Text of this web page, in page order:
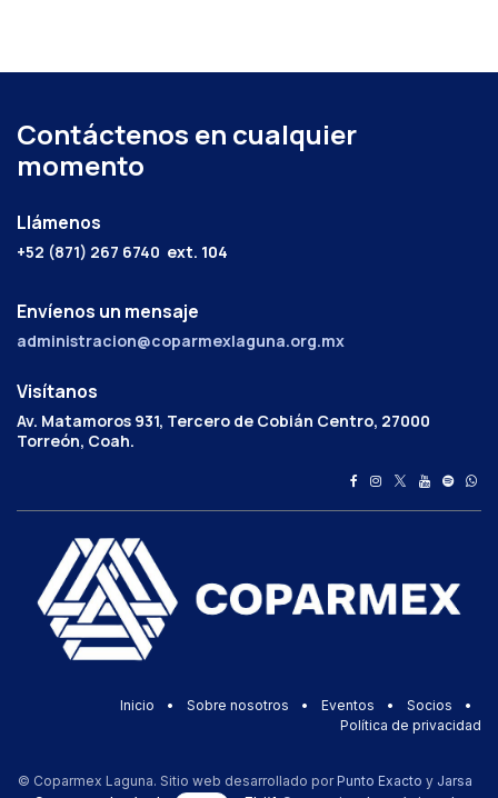
Contáctenos en cualquier
momento
Llámenos
+52 (871) 267 6740 ext. 104
Envíenos un mensaje
administracion@coparmexlaguna.org.mx
Visítanos
Av. Matamoros 931, Tercero de Cobián Centro, 27000
Torreón, Coah.
Inicio • Sobre nosotros • Eventos • Socios
•
Política de privacidad
© Coparmex Laguna. Sitio web desarrollado por Punto Exacto y Jarsa